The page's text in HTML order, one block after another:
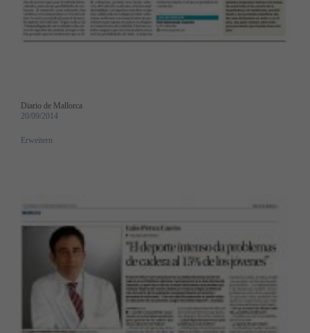
Diario de Mallorca
20/09/2014
Erweitern